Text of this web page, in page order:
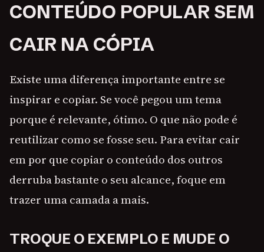
CONTEÚDO POPULAR SEM
CAIR NA CÓPIA
Existe uma diferença importante entre se
inspirar e copiar. Se você pegou um tema
porque é relevante, ótimo. O que não pode é
reutilizar como se fosse seu. Para evitar cair
em por que copiar o conteúdo dos outros
derruba bastante o seu alcance, foque em
trazer uma camada a mais.
TROQUE O EXEMPLO E MUDE O